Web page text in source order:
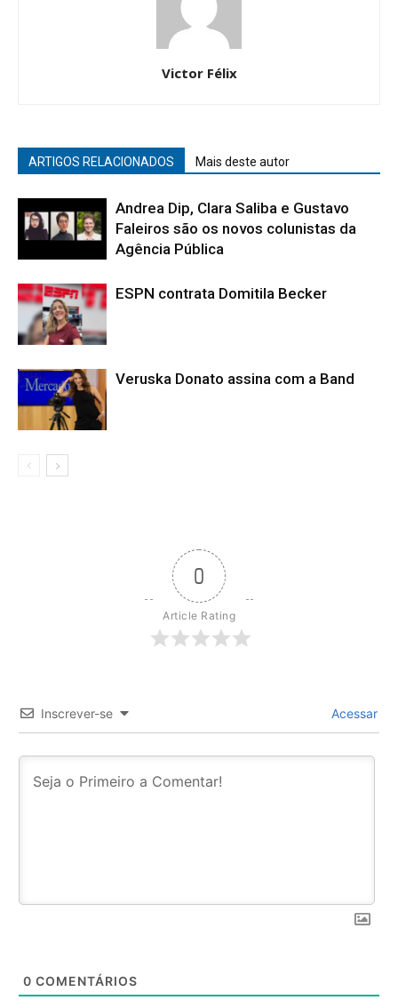
Victor Félix
ARTIGOS RELACIONADOS Mais deste autor
Andrea Dip, Clara Saliba e Gustavo
Faleiros são os novos colunistas da
Agência Pública
ESPN contrata Domitila Becker
Veruska Donato assina com a Band
0
Article Rating
Inscrever-se Acessar
0 COMENTÁRIOS